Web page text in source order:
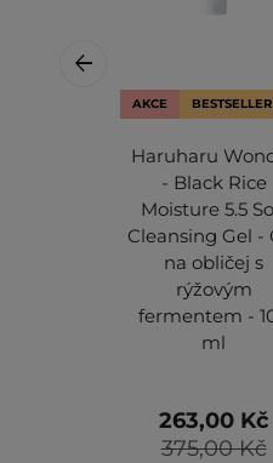
AKCE BESTSELLER
Haruharu
- Black Rice
Moisture 5.5
Cleansing Gel -
na obličej s
rýžovým
fermentem -
ml
375,00 Kč
263,00 Kč